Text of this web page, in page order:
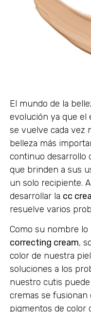
El mundo de la
evolución ya que el
se vuelve cada vez
belleza más
continuo desarrollo
que brinden a sus
un solo recipiente.
desarrollar la cc
resuelve varios
Como su nombre lo
correcting cream,
color de nuestra
soluciones a los
nuestro cutis
cremas se
pigmentos de color